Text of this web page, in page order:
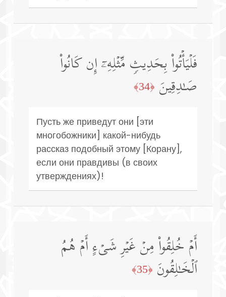
فَلۡیَأۡتُوا۟ بِحَدِیثࣲ مِّثۡلِهِۦۤ إِن كَانُوا۟
صَـٰدِقِینَ ﴿34﴾
Пусть же приведут они [эти
многобожники] какой-нибудь
рассказ подобный этому [Корану],
если они правдивы (в своих
утверждениях)!
أَمۡ خُلِقُوا۟ مِنۡ غَیۡرِ شَیۡءٍ أَمۡ هُمُ
ٱلۡخَـٰلِقُونَ ﴿35﴾